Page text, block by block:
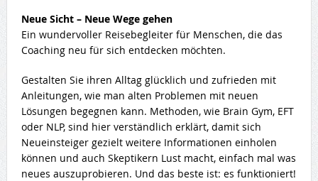
Neue Sicht – Neue Wege gehen
Ein wundervoller Reisebegleiter für Menschen, die das
Coaching neu für sich entdecken möchten.
Gestalten Sie ihren Alltag glücklich und zufrieden mit
Anleitungen, wie man alten Problemen mit neuen
Lösungen begegnen kann. Methoden, wie Brain Gym, EFT
oder NLP, sind hier verständlich erklärt, damit sich
Neueinsteiger gezielt weitere Informationen einholen
können und auch Skeptikern Lust macht, einfach mal was
neues auszuprobieren. Und das beste ist: es funktioniert!